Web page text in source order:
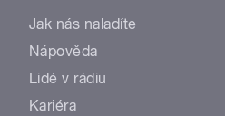
Jak nás naladíte
Nápověda
Lidé v rádiu
Kariéra